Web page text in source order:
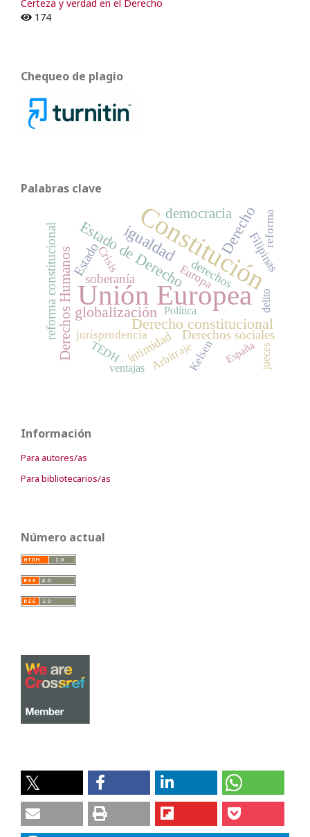
Certeza y verdad en el Derecho
174
Chequeo de plagio
Palabras clave
Unión Europea
Constitución
igualdad
Estado de Derecho
globalización
Derecho constitucional
Derecho
democracia
Derechos Humanos Derechos sociales
Estado
reforma constitucional soberanía
intimidad
Filipinas
derechos
Crisis
jurisprudencia
reforma
TEDH
Europa
ArbitrajeKelsen
Política
España jueces
delito
ventajas
Información
Para autores/as
Para bibliotecarios/as
Número actual